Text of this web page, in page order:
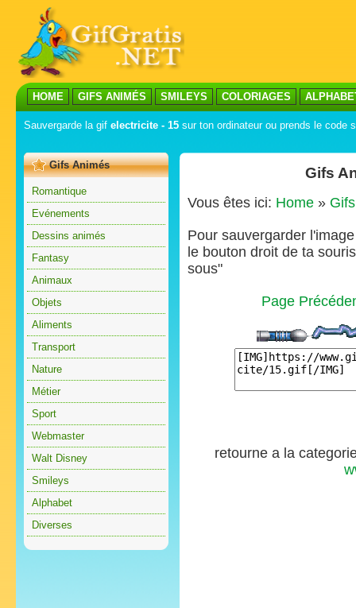
HOME GIFS ANIMÉS SMILEYS COLORIAGES
Sauvergarde la gif electricite - 15 sur ton ordinateur ou prends le code
Gifs Animés
Romantique
Evénements
Dessins animés
Fantasy
Animaux
Objets
Aliments
Transport
Nature
Métier
Sport
Webmaster
Walt Disney
Smileys
Alphabet
Diverses
Gifs
Vous êtes ici: Home »
Pour sauvergarder
le bouton droit de ta
sous"
Page
retourne a la